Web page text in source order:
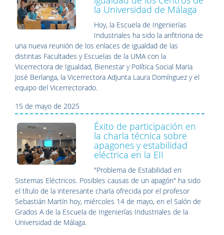
la Universidad de Málaga
Hoy, la Escuela de Ingenierías
Industriales ha sido la anfitriona de
una nueva reunión de los enlaces de igualdad de las
distintas Facultades y Escuelas de la UMA con la
Vicerrectora de Igualdad, Bienestar y Política Social María
José Berlanga, la Vicerrectora Adjunta Laura Domínguez y el
equipo del Vicerrectorado.
15 de mayo de 2025
Éxito de participación en
la charla técnica sobre
apagones y estabilidad
eléctrica en la EII
"Problema de Estabilidad en
Sistemas Eléctricos. Posibles causas de un apagón" ha sido
el título de la interesante charla ofrecida por el profesor
Sebastián Martín hoy, miércoles 14 de mayo, en el Salón de
Grados A de la Escuela de Ingenierías Industriales de la
Universidad de Málaga.